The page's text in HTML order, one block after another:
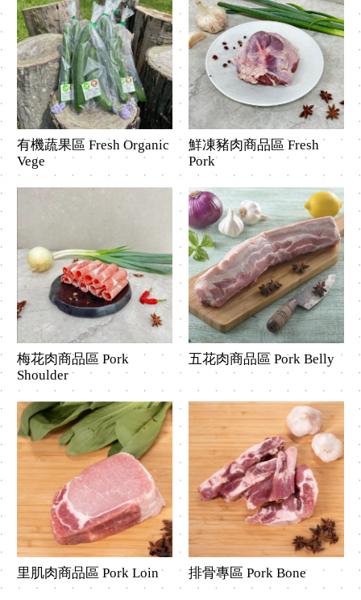
有機蔬果區 Fresh Organic
Vege
鮮凍豬肉商品區 Fresh
Pork
梅花肉商品區 Pork
Shoulder
五花肉商品區 Pork Belly
里肌肉商品區 Pork Loin 排骨專區 Pork Bone